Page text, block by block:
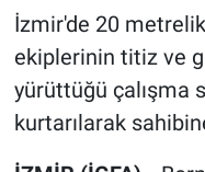
İzmir'de 20
ekiplerinin titiz ve
yürüttüğü çalışma
kurtarılarak